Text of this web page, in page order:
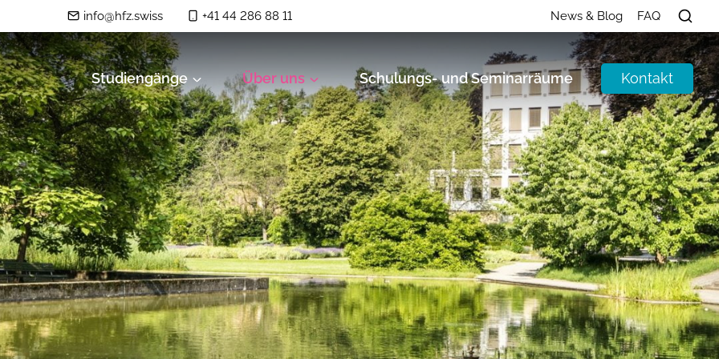
info@hfz.swiss +41 44 286 88 11 News & Blog FAQ
Studiengänge Über uns Schulungs- und Seminarräume Kontakt